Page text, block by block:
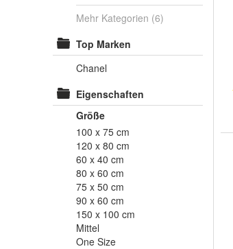
Mehr Kategorien (6)
Top Marken
Chanel
Eigenschaften
Größe
100 x 75 cm
120 x 80 cm
60 x 40 cm
80 x 60 cm
75 x 50 cm
90 x 60 cm
150 x 100 cm
Mittel
One Size